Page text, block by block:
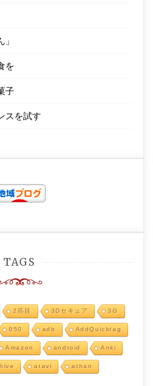
を
子
スを試す
TAGS
2匹目 3Dセキュア 3G
050 adb AddQuicktag
Amazon android Anki
atavi athan